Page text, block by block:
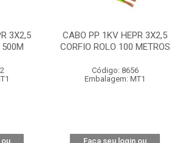
3X2,5
500M
ou
CABO PP 1KV HEPR 3X2,5
CORFIO ROLO 100 METROS
Código: 8656
Embalagem: MT1
Faça seu login ou